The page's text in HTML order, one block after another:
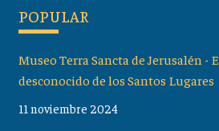
POPULAR
Museo Terra Sancta de Jerusalén -
desconocido de los Santos Lugares
11 noviembre 2024